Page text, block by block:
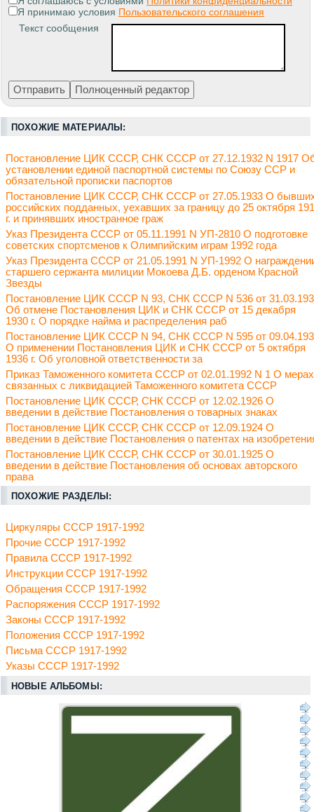
Я принимаю условия Пользовательского соглашения
Текст сообщения
ПОХОЖИЕ МАТЕРИАЛЫ:
Постановление ЦИК СССР, СНК СССР от 27.12.1932 N 1917
установлении единой паспортной системы по Союзу ССР и
обязательной прописки паспортов
Постановление ЦИК СССР, СНК СССР от 27.05.1933 О
российских подданных, уехавших за границу до 25 октября
г. и принявших иностранное граж
Указ Президента СССР от 05.11.1991 N УП-2810 О подготовке
советских спортсменов к Олимпийским играм 1992 года
Указ Президента СССР от 21.05.1991 N УП-1992 О
старшего сержанта милиции Мокоева Д.Б. орденом Красной
Звезды
Постановление ЦИК СССР N 93, СНК СССР N 536 от
Об отмене Постановления ЦИК и СНК СССР от 15 декабря
1930 г. О порядке найма и распределения раб
Постановление ЦИК СССР N 94, СНК СССР N 595 от
О применении Постановления ЦИК и СНК СССР от 5 октября
1936 г. Об уголовной ответственности за
Приказ Таможенного комитета СССР от 02.01.1992 N 1 О
связанных с ликвидацией Таможенного комитета СССР
Постановление ЦИК СССР, СНК СССР от 12.02.1926 О
введении в действие Постановления о товарных знаках
Постановление ЦИК СССР, СНК СССР от 12.09.1924 О
введении в действие Постановления о патентах на
Постановление ЦИК СССР, СНК СССР от 30.01.1925 О
введении в действие Постановления об основах авторского
права
ПОХОЖИЕ РАЗДЕЛЫ:
Циркуляры СССР 1917-1992
Прочие СССР 1917-1992
Правила СССР 1917-1992
Инструкции СССР 1917-1992
Обращения СССР 1917-1992
Распоряжения СССР 1917-1992
Законы СССР 1917-1992
Положения СССР 1917-1992
Письма СССР 1917-1992
Указы СССР 1917-1992
НОВЫЕ АЛЬБОМЫ: